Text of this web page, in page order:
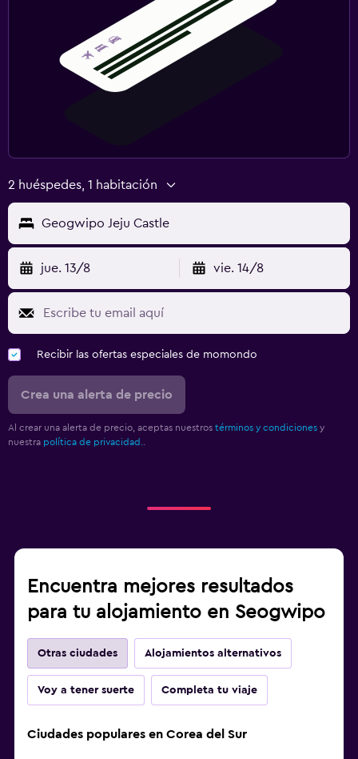
2 huéspedes, 1 habitación
Geogwipo Jeju Castle
jue. 13/8 vie. 14/8
Recibir las ofertas especiales de momondo
Crea una alerta de precio
Al crear una alerta de precio, aceptas nuestros términos y condiciones y
nuestra política de privacidad.
Encuentra mejores resultados
para tu alojamiento en Seogwipo
Otras ciudades Alojamientos alternativos
Voy a tener suerte Completa tu viaje
Ciudades populares en Corea del Sur